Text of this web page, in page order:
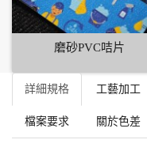
磨砂PVC咭片
詳細規格 工藝加工
檔案要求 關於色差